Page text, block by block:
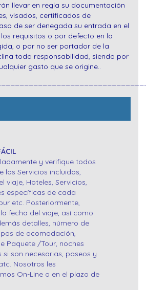
llevar en regla su documentación
visados, certificados de
de ser denegada su entrada en el
requisitos o por defecto en la
o por no ser portador de la
toda responsabilidad, siendo por
gasto que se origine..
y verifique todos
los Servicios incluidos,
viaje, Hoteles, Servicios,
específicas de cada
etc. Posteriormente,
fecha del viaje, así como
detalles, número de
de acomodación,
Paquete /Tour, noches
si son necesarias, paseos y
Nosotros les
On-Line o en el plazo de